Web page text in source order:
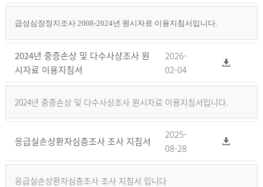
급성심장정지조사 2008-2024년 원시자료 이용지침서입니다.
2024년 중증손상 및 다수사상조사 원
시자료 이용지침서
2026-
02-04
2024년 중증손상 및 다수사상조사 원시자료 이용지침서입니다.
응급실손상환자심층조사 조사 지침서
2025-
08-28
응급실손상환자심층조사 조사 지침서 입니다